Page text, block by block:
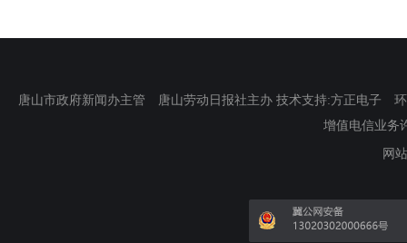
唐山市政府新闻办主管 唐山劳动日报社主办 技术支持:方正电子
增值电信业务
网